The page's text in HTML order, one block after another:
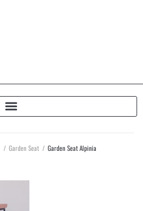
/ Garden Seat / Garden Seat Alpinia